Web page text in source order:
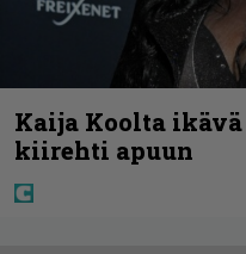
Kaija Koolta
kiirehti apuun